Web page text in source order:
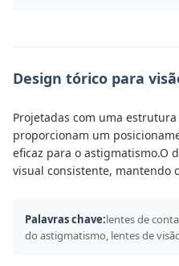
Design tórico para
Projetadas com uma
proporcionam um
eficaz para o astigmatismo.O
visual consistente, mantendo
Palavras chave:lentes de
do astigmatismo, lentes de